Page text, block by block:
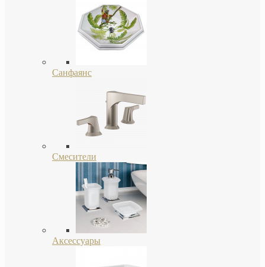
Санфаянс
Смесители
Аксессуары